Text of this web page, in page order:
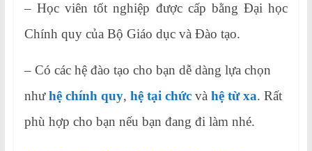
– Học viên tốt nghiệp được cấp bằng Đại học
Chính quy của Bộ Giáo dục và Đào tạo.
– Có các hệ đào tạo cho bạn dễ dàng lựa chọn
nhưhệ chính quy, hệ tại chứcvà hệ từ xa. Rất
phù hợp cho bạn nếu bạn đang đi làm nhé.